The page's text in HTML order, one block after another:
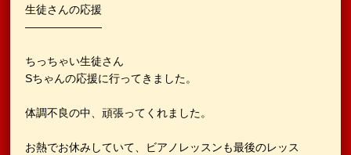
生徒さんの応援
———————
ちっちゃい生徒さん
Sちゃんの応援に行ってきました。
体調不良の中、頑張ってくれました。
お熱でお休みしていて、ビアノレッスンも最後のレッス